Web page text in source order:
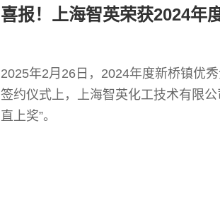
喜报！上海智英荣获2024年
2025年2月26日，2024年度新桥镇优
签约仪式上，上海智英化工技术有限
直上奖”。